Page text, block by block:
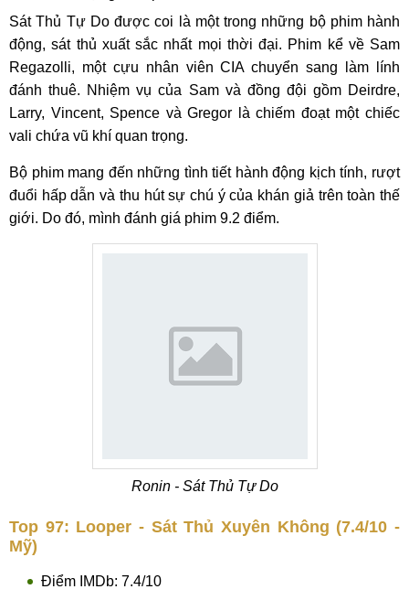
Sát Thủ Tự Do được coi là một trong những bộ phim hành
động, sát thủ xuất sắc nhất mọi thời đại. Phim kể về Sam
Regazolli, một cựu nhân viên CIA chuyển sang làm lính
đánh thuê. Nhiệm vụ của Sam và đồng đội gồm Deirdre,
Larry, Vincent, Spence và Gregor là chiếm đoạt một chiếc
vali chứa vũ khí quan trọng.
Bộ phim mang đến những tình tiết hành động kịch tính, rượt
đuổi hấp dẫn và thu hút sự chú ý của khán giả trên toàn thế
giới. Do đó, mình đánh giá phim 9.2 điểm.
Ronin - Sát Thủ Tự Do
Top 97: Looper - Sát Thủ Xuyên Không (7.4/10 -
Mỹ)
Điểm IMDb: 7.4/10